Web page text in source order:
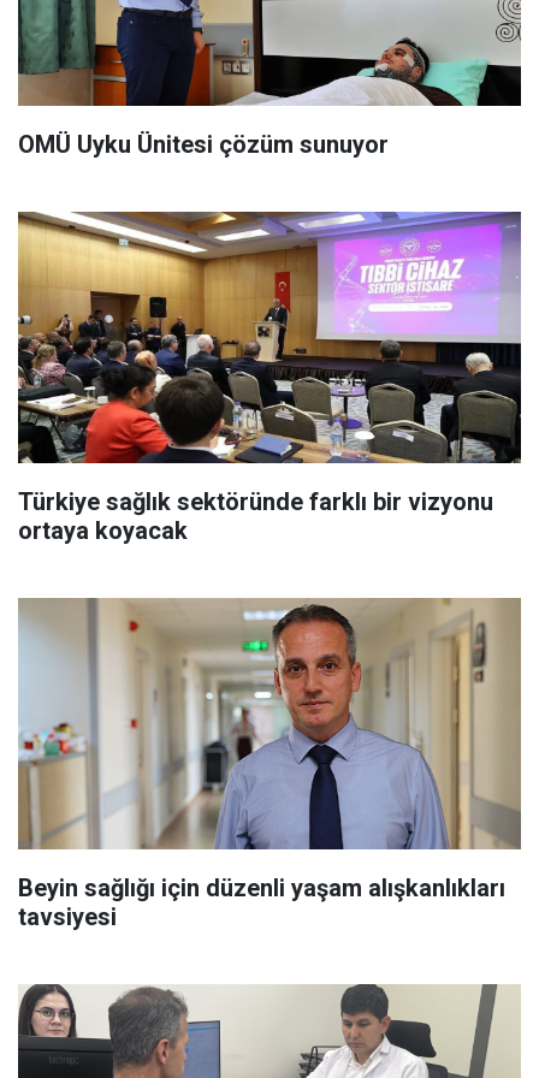
OMÜ Uyku Ünitesi çözüm sunuyor
Türkiye sağlık sektöründe farklı bir vizyonu
ortaya koyacak
Beyin sağlığı için düzenli yaşam alışkanlıkları
tavsiyesi